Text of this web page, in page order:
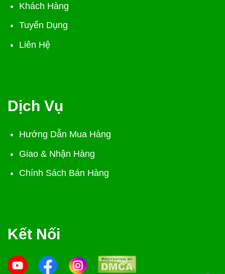
Khách Hàng
Tuyển Dụng
Liên Hệ
Dịch Vụ
Hướng Dẫn Mua Hàng
Giao & Nhận Hàng
Chính Sách Bán Hàng
Kết Nối